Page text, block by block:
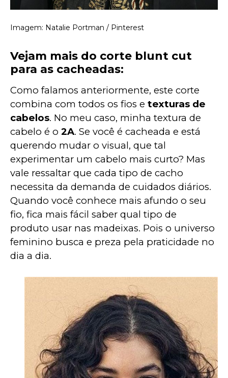
Imagem: Natalie Portman / Pinterest
Vejam mais do corte blunt cut
para as cacheadas:
Como falamos anteriormente, este corte
combina com todos os fios e texturas de
cabelos. No meu caso, minha textura de
cabelo é o 2A. Se você é cacheada e está
querendo mudar o visual, que tal
experimentar um cabelo mais curto? Mas
vale ressaltar que cada tipo de cacho
necessita da demanda de cuidados diários.
Quando você conhece mais afundo o seu
fio, fica mais fácil saber qual tipo de
produto usar nas madeixas. Pois o universo
feminino busca e preza pela praticidade no
dia a dia.